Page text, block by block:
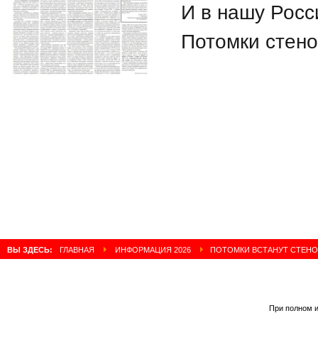
И в нашу
Потомки
ВЫ ЗДЕСЬ: ГЛАВНАЯ ИНФОРМАЦИЯ 2026 ПОТОМКИ ВСТАНУТ
При полном